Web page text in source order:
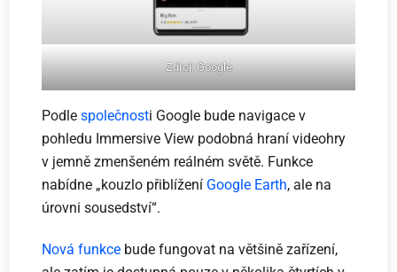
Zdroj: Google
Podlespolečnosti Google bude navigace v
pohledu Immersive View podobná hraní videohry
v jemně zmenšeném reálném světě. Funkce
nabídne „kouzlo přiblížení Google Earth, ale na
úrovni sousedství“.
Nová funkce bude fungovat na většině zařízení,